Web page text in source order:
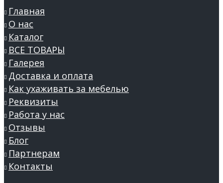
Главная
О нас
Каталог
ВСЕ ТОВАРЫ
Галерея
Доставка и оплата
Как ухаживать за мебелью
Реквизиты
Работа у нас
Отзывы
Блог
Партнерам
Контакты